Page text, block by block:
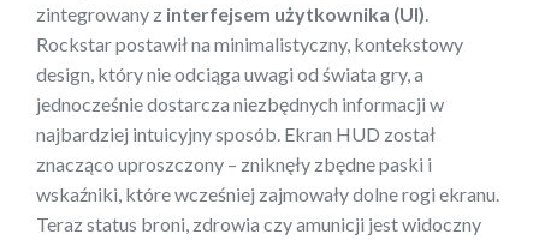
zintegrowany z interfejsem użytkownika (UI)
Rockstar postawił na minimalistyczny, kontekstowy
design, który nie odciąga uwagi od świata gry, a
jednocześnie dostarcza niezbędnych informacji w
najbardziej intuicyjny sposób. Ekran HUD został
znacząco uproszczony – zniknęły zbędne paski i
wskaźniki, które wcześniej zajmowały dolne rogi ekranu.
Teraz status broni, zdrowia czy amunicji jest widoczny